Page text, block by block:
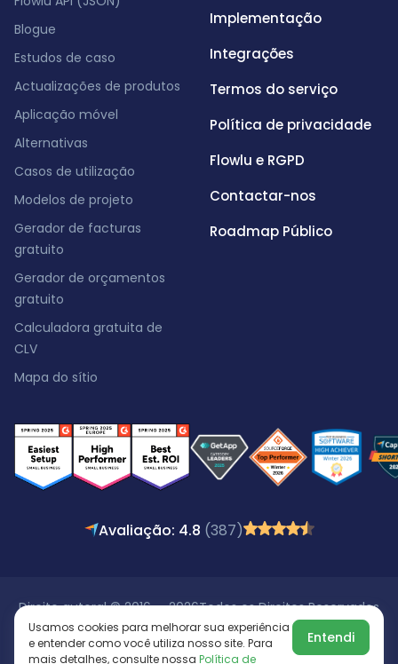
Blogue
Estudos de caso
Actualizações de produtos
Aplicação móvel
Alternativas
Casos de utilização
Modelos de projeto
Gerador de facturas
gratuito
Gerador de orçamentos
gratuito
Calculadora gratuita de
CLV
Mapa do sítio
Implementação
Integrações
Termos do serviço
Política de privacidade
Flowlu e RGPD
Contactar-nos
Roadmap Público
Avaliação: 4.8 (387)
Direito autoral © 2016 - 2026Todos os Direitos Reservados
Usamos cookies para melhorar sua experiência
e entender como você utiliza nosso site. Para
mais detalhes, consulte nossa Política de
Entendi